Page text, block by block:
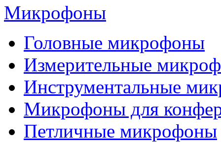
Микрофоны
Головные микрофоны
Измерительные
Инструментальные
Микрофоны для
Петличные микрофоны